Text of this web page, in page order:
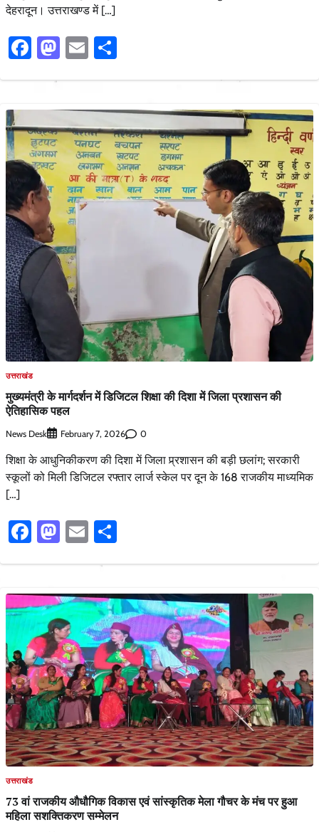
देहरादून। उत्तराखण्ड में […]
Facebook
Mastodon
Email
उत्तराखंड
मुख्यमंत्री के मार्गदर्शन में डिजिटल शिक्षा की दिशा में जिला प्रशासन की
ऐतिहासिक पहल
News Desk February 7, 2026 0
शिक्षा के आधुनिकीकरण की दिशा में जिला प्र्रशासन की बड़ी छलांग; सरकारी
स्कूलों को मिली डिजिटल रफ्तार लार्ज स्केल पर दून के 168 राजकीय माध्यमिक
[…]
Facebook
Mastodon
Email
उत्तराखंड
73 वां राजकीय औधौगिक विकास एवं सांस्कृतिक मेला गौचर के मंच पर हुआ
महिला सशक्तिकरण सम्मेलन